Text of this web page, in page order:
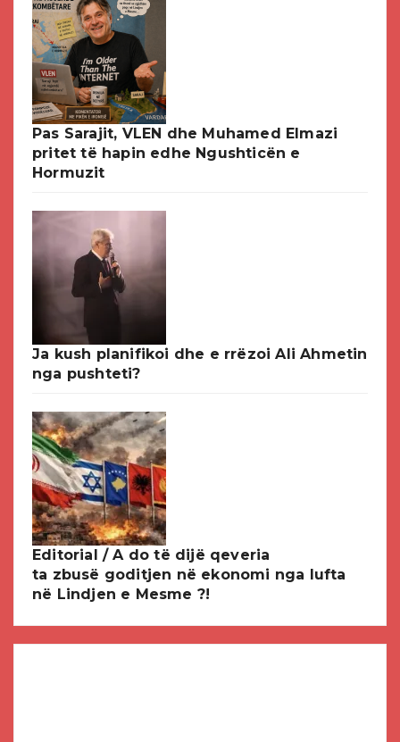
Pas Sarajit, VLEN dhe Muhamed Elmazi
pritet të hapin edhe Ngushticën e
Hormuzit
Ja kush planifikoi dhe e rrëzoi Ali Ahmetin
nga pushteti?
Editorial / A do të dijë qeveria
ta zbusë goditjen në ekonomi nga lufta
në Lindjen e Mesme ?!